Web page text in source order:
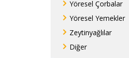
Yöresel Çorbalar
Yöresel Yemekler
Zeytinyağlılar
Diğer